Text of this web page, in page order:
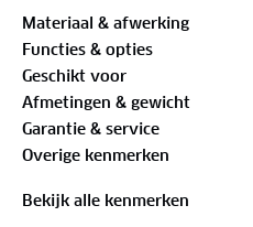
Telefoonhouder fiets
Geschikt voor telefoons
Functionaliteiten:
✓ Kogelgewricht 360
✓ Eenvoudige montage
✓ Zeer elastisch en flexibel
Materiaal & afwerking
Functies & opties
Geschikt voor
Afmetingen & gewicht
Garantie & service
Overige kenmerken
Bekijk alle kenmerken